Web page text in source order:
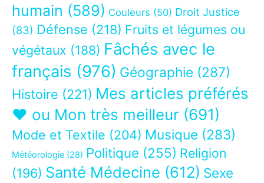
humain (589) Couleurs (50) Droit Justice
(83) Défense (218) Fruits et légumes ou
végétaux (188) Fâchés avec le
français (976) Géographie (287)
Histoire (221) Mes articles préférés
❤ ou Mon très meilleur (691)
Mode et Textile (204) Musique (283)
Météorologie (28) Politique (255) Religion
(196) Santé Médecine (612) Sexe